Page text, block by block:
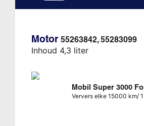
Motor 55263842, 55283099
Inhoud 4,3 liter
Mobil Super 3000
Ververs elke 15000 km/